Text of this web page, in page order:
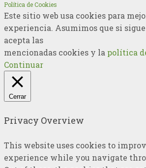
Política de Cookies
Este sitio web usa cookies para
experiencia. Asumimos que si
acepta las
mencionadas cookies y la política
Continuar
Cerrar
Privacy Overview
This website uses cookies to
experience while you navigate